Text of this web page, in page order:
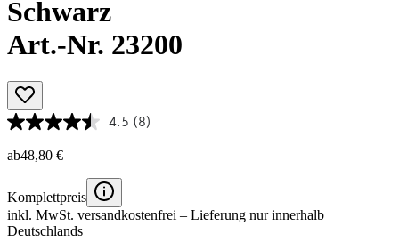
Schwarz
Art.-Nr. 23200
4.5 (8)
ab48,80 €
Komplettpreis
inkl. MwSt. versandkostenfrei – Lieferung nur innerhalb
Deutschlands